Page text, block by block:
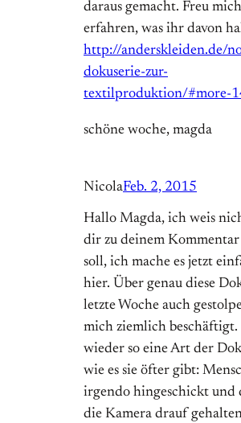
daraus gemacht. Freu
erfahren, was ihr davon
http://anderskleiden.de/
dokuserie-zur-
textilproduktion/#more-
schöne woche, magda
NicolaFeb. 2, 2015
Hallo Magda, ich weis
dir zu deinem
soll, ich mache es jetzt
hier. Über genau diese
letzte Woche auch
mich ziemlich beschäftigt.
wieder so eine Art der
wie es sie öfter gibt:
irgendo hingeschickt und
die Kamera drauf